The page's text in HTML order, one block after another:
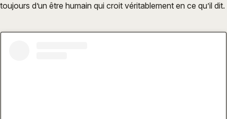
toujours d’un être humain qui croit véritablement en ce qu’il dit.